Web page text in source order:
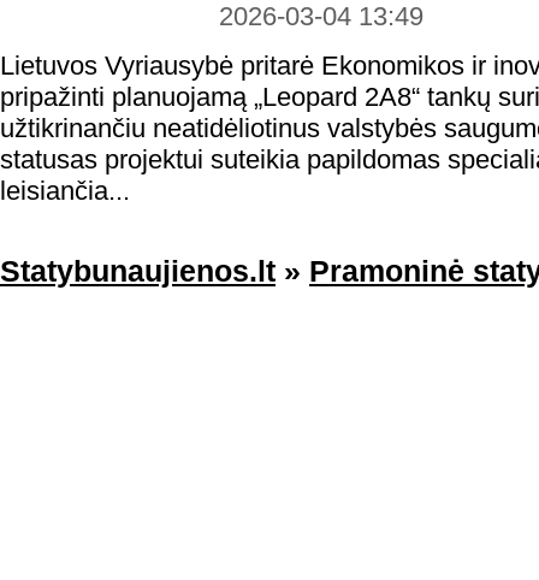
2026-03-04 13:49
Lietuvos Vyriausybė pritarė Ekonomikos ir
pripažinti planuojamą „Leopard 2A8“ tankų
užtikrinančiu neatidėliotinus valstybės
statusas projektui suteikia papildomas
leisiančia...
Statybunaujienos.lt » Pramoninė